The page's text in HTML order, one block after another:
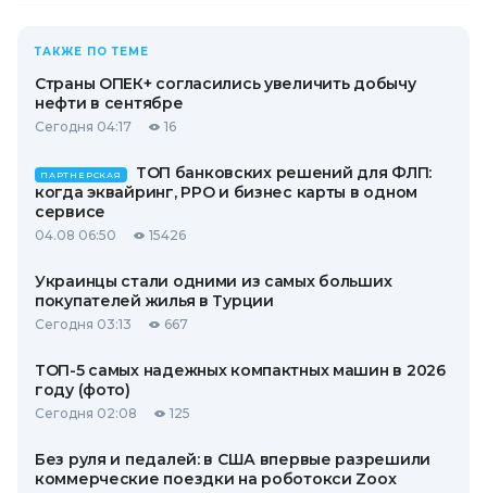
ТАКЖЕ ПО ТЕМЕ
Страны ОПЕК+ согласились увеличить добычу
нефти в сентябре
Сегодня 04:17 16
ПАРТНЕРСКАЯ
ТОП банковских решений для ФЛП:
когда эквайринг, РРО и бизнес карты в одном
сервисе
04.08 06:50 15426
Украинцы стали одними из самых больших
покупателей жилья в Турции
Сегодня 03:13 667
ТОП-5 самых надежных компактных машин в 2026
году (фото)
Сегодня 02:08 125
Без руля и педалей: в США впервые разрешили
коммерческие поездки на роботокси Zoox